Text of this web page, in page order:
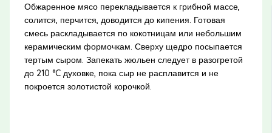
Обжаренное мясо перекладывается к грибной массе,
солится, перчится, доводится до кипения. Готовая
смесь раскладывается по кокотницам или небольшим
керамическим формочкам. Сверху щедро посыпается
тертым сыром. Запекать жюльен следует в разогретой
до 210 °C духовке, пока сыр не расплавится и не
покроется золотистой корочкой.